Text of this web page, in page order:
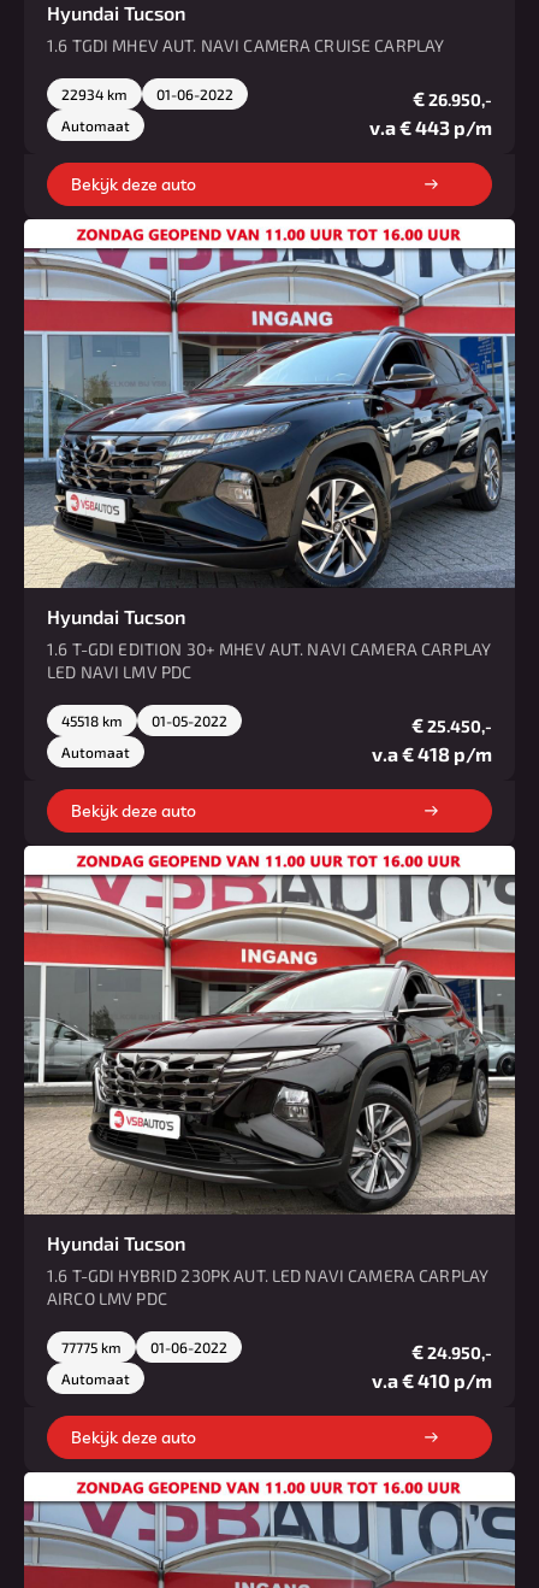
Hyundai Tucson
1.6 TGDI MHEV AUT. NAVI CAMERA CRUISE CARPLAY
22934 km
01-06-2022
Automaat
€26.950,-
v.a € 443 p/m
Bekijk deze auto
Hyundai Tucson
1.6 T-GDI EDITION 30+ MHEV AUT. NAVI CAMERA CARPLAY
LED NAVI LMV PDC
45518 km
01-05-2022
Automaat
€25.450,-
v.a € 418 p/m
Bekijk deze auto
Hyundai Tucson
1.6 T-GDI HYBRID 230PK AUT. LED NAVI CAMERA CARPLAY
AIRCO LMV PDC
77775 km
01-06-2022
Automaat
€24.950,-
v.a € 410 p/m
Bekijk deze auto